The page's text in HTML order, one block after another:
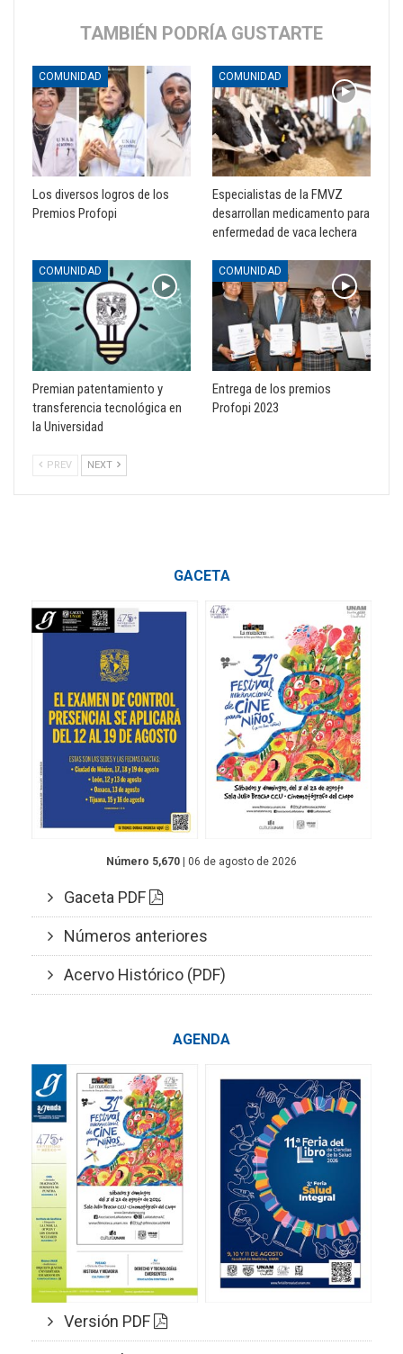
TAMBIÉN PODRÍA GUSTARTE
COMUNIDAD
Los diversos logros de los
Premios Profopi
COMUNIDAD
Especialistas de la FMVZ
desarrollan medicamento para
enfermedad de vaca lechera
COMUNIDAD
Premian patentamiento y
transferencia tecnológica en
la Universidad
COMUNIDAD
Entrega de los premios
Profopi 2023
PREV NEXT
GACETA
Número 5,670 | 06 de agosto de 2026
Gaceta PDF
Números anteriores
Acervo Histórico (PDF)
AGENDA
Versión PDF